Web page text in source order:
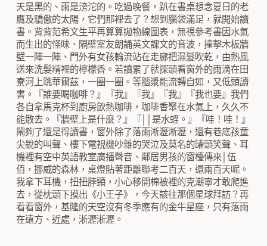
天是黑的、雨是滂沱的。吃過晚餐，趴在書桌想念夏日的老
鷹及驕傲的太陽，它們那裡去了？想到腦袋滿足，就開始讀
書。背背范希文生平再算算拋物線圖表，無視參考書因水氣
而生出的怪味、隔壁室友朗誦英文課文的音波，撞擊木板牆
壁一陣一陣、門外有女孩輪流站在走廊把濕髮吹乾，由熱風
送來洗髮精裡的檸檬香。若讀累了就探頭看窗外的雨滴在田
寮河上跳華爾茲，一圈一圈。等腦漿能流轉自如，又低頭讀
書。『誰要喝咖啡？』『我』『我』『我』『我也要』我們
各自拿馬克杯到廚房飲熱咖啡，咖啡香聚在水氣上，久久不
能散去。『牆壁上是什麼？』『││是水蛭。』『哇！哇！』
鬧夠了還是得讀書，窗外除了落雨淅瀝淅瀝，還有巷底孩童
尖銳的叫聲、樓下電視機吵雜的哭泣及莫名的罐頭笑聲、耳
機裡有空中英語教室廣播聲音、鄰居男孩的窗檯傳來│伍
佰，挪威的森林，桌燈貼著距離聯考二百天，還兩百天呢。
我拿下耳機，扭扭脖頸，小心移開棉被裡的克潮寧才敢爬進
去，從枕頭下摸出《小王子》，今天該往那個星球拜訪？再
看看窗外，基隆的天空沒有冬季應有的金牛星座，只有落雨
在遠方、近處，淅瀝淅瀝。